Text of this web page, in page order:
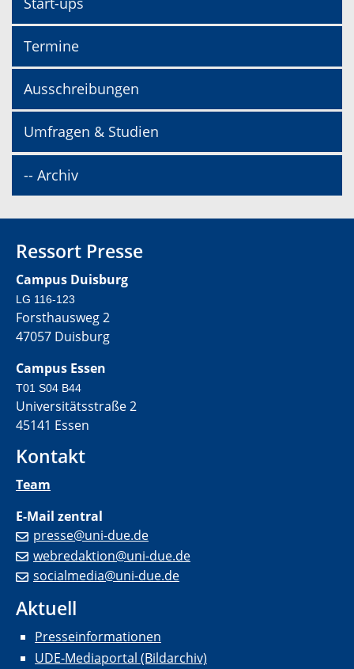
Termine
Ausschreibungen
Umfragen & Studien
-- Archiv
Ressort Presse
Campus Duisburg
LG 116-123
Forsthausweg 2
47057 Duisburg
Campus Essen
T01 S04 B44
Universitätsstraße 2
45141 Essen
Kontakt
Team
E-Mail zentral
presse@uni-due.de
webredaktion@uni-due.de
socialmedia@uni-due.de
Aktuell
Presseinformationen
UDE-Mediaportal (Bildarchiv)